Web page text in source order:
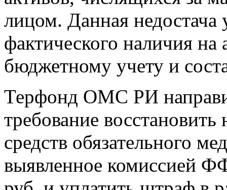
лицом. Данная недостача
фактического наличия
бюджетному учету и
Терфонд ОМС РИ
требование восстановить
средств обязательного
выявленное комиссией